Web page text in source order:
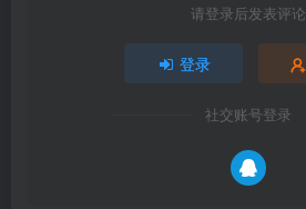
请登录后发表评论
登录
社交账号登录